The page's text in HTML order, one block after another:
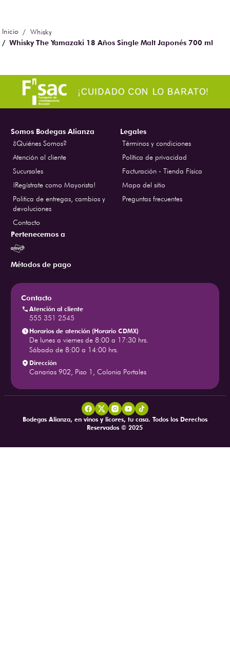
Whisky
Whisky The Yamazaki 18 Años Single Malt Japonés 700 ml
Somos Bodegas Alianza
¿Quiénes Somos?
Atención al cliente
Sucursales
¡Regístrate como Mayorista!
Politica de entregas, cambios y
devoluciones
Contacto
Legales
Términos y condiciones
Política de privacidad
Facturación - Tienda Física
Mapa del sitio
Preguntas frecuentes
Pertenecemos a
Métodos de pago
Contacto
Atención al cliente
555 351 2545
Horarios de atención (Horario CDMX)
De lunes a viernes de 8:00 a 17:30 hrs.
Sábado de 8:00 a 14:00 hrs.
Dirección
Canarias 902, Piso 1, Colonia Portales
Bodegas Alianza, en vinos y licores, tu casa. Todos los Derechos
Reservados © 2025